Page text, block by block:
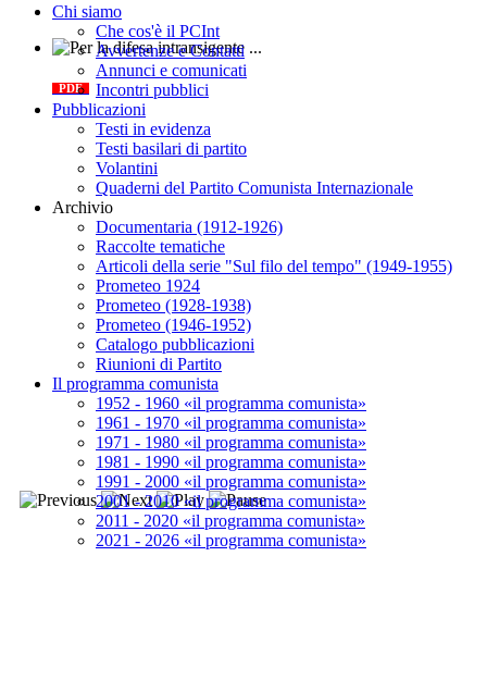
Per la difesa intransigente
PDF
Chi siamo
Che cos'è il PCInt
Avvertenze e Contatti
Annunci e comunicati
Incontri pubblici
Pubblicazioni
Testi in evidenza
Testi basilari di partito
Volantini
Quaderni del Partito Comunista Internazionale
Archivio
Documentaria (1912-1926)
Raccolte tematiche
Articoli della serie "Sul filo del tempo" (1949-1955)
Prometeo 1924
Prometeo (1928-1938)
Prometeo (1946-1952)
Catalogo pubblicazioni
Riunioni di Partito
Il programma comunista
1952 - 1960 «il programma comunista»
1961 - 1970 «il programma comunista»
1971 - 1980 «il programma comunista»
1981 - 1990 «il programma comunista»
1991 - 2000 «il programma comunista»
2001 - 2010 «il programma comunista»
2011 - 2020 «il programma comunista»
2021 - 2026 «il programma comunista»